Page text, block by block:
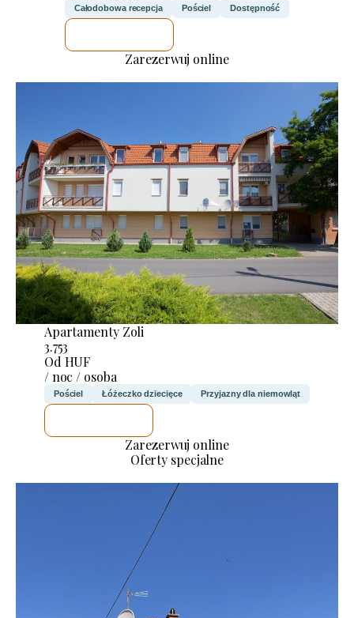
Całodobowa recepcja Pościel Dostępność
Zarezerwuj online
Apartamenty Zoli
3.753
Od HUF
/ noc / osoba
Pościel Łóżeczko dziecięce Przyjazny dla niemowląt
Zarezerwuj online
Oferty specjalne